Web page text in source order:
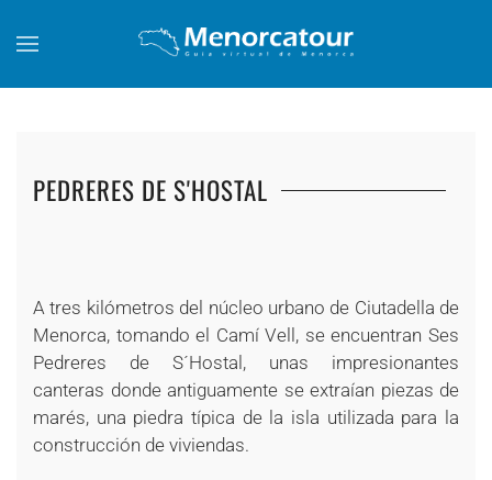
Skip to main content
PEDRERES DE S'HOSTAL
A tres kilómetros del núcleo urbano de Ciutadella de
Menorca, tomando el Camí Vell, se encuentran Ses
Pedreres de S´Hostal, unas impresionantes
canteras donde antiguamente se extraían piezas de
marés, una piedra típica de la isla utilizada para la
construcción de viviendas.